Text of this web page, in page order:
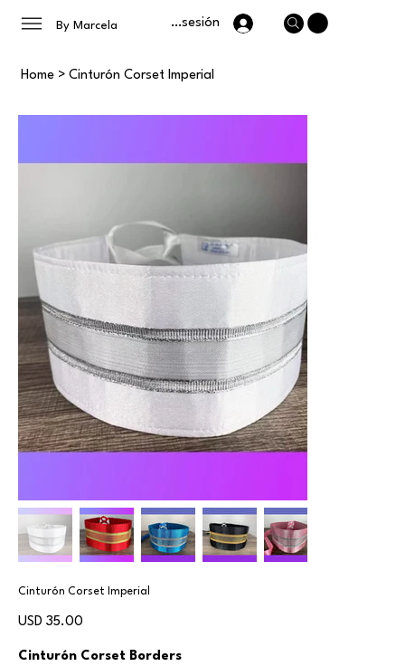
By Marcela Iniciar sesión
Home > Cinturón Corset Imperial
Cinturón Corset Imperial
Precio
USD 35.00
Cinturón Corset Borders